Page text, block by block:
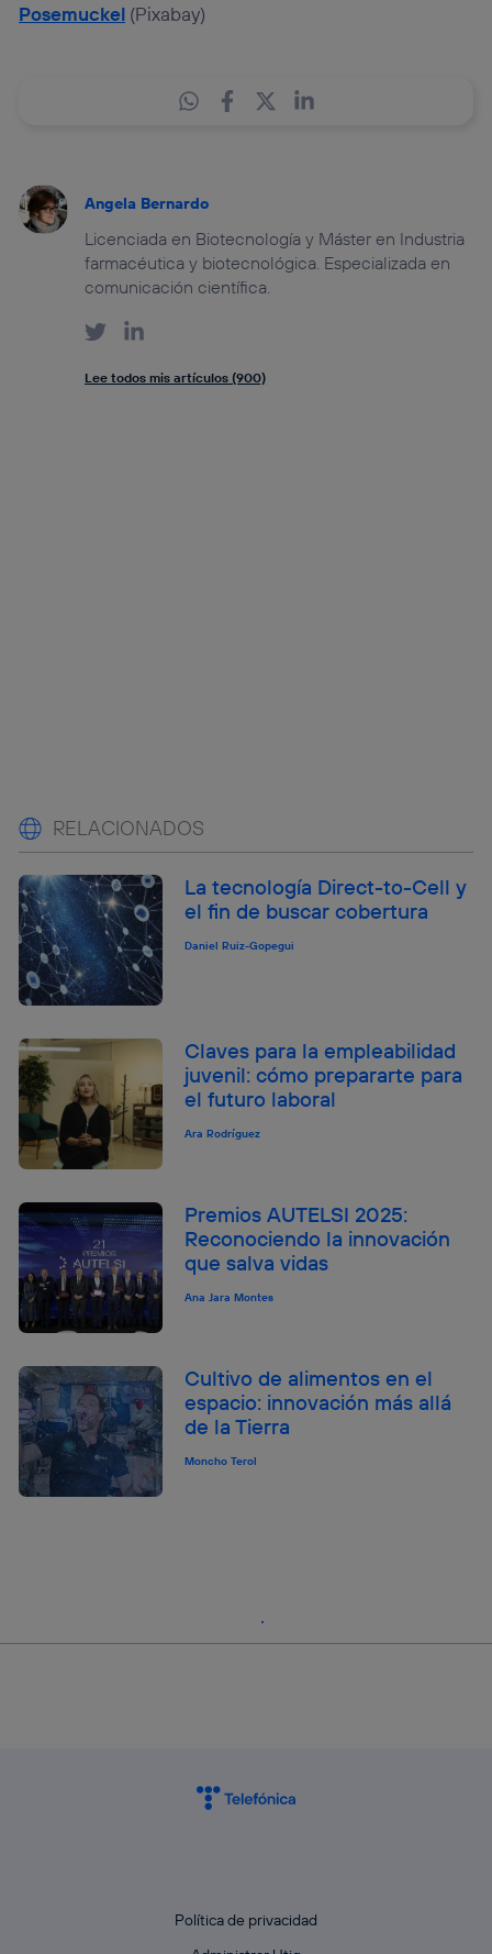
Posemuckel (Pixabay)
Angela Bernardo
Licenciada en Biotecnología y Máster en Industria
farmacéutica y biotecnológica. Especializada en
comunicación científica.
Lee todos mis artículos (900)
RELACIONADOS
La tecnología Direct-to-Cell y
el fin de buscar cobertura
Daniel Ruiz-Gopegui
Claves para la empleabilidad
juvenil: cómo prepararte para
el futuro laboral
Ara Rodríguez
Premios AUTELSI 2025:
Reconociendo la innovación
que salva vidas
Ana Jara Montes
Cultivo de alimentos en el
espacio: innovación más allá
de la Tierra
Moncho Terol
Política de privacidad